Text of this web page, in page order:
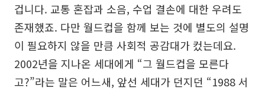
겁니다. 교통 혼잡과 소음, 수업 결손에 대한 우려도
존재했죠. 다만 월드컵을 함께 보는 것에 별도의 설명
이 필요하지 않을 만큼 사회적 공감대가 컸는데요.
2002년을 지나온 세대에게 “그 월드컵을 모른다
고?”라는 말은 어느새, 앞선 세대가 던지던 “1988 서